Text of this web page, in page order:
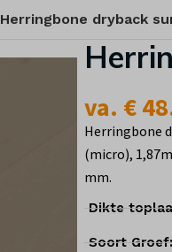
Herringbone dryback
va. €
Herringbone
(micro),
mm.
Dikte
Soort